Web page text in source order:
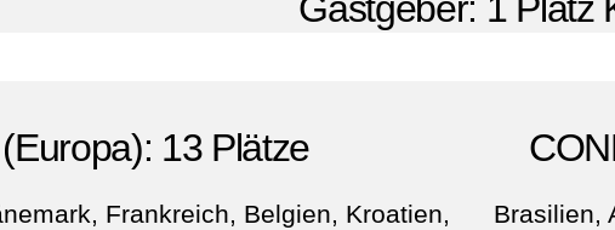
Gastgeber: 1 Platz
13 Plätze
Frankreich, Belgien, Kroatien,
Brasilien,